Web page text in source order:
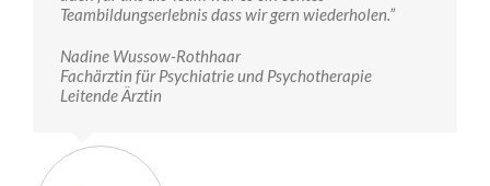
Teambildungserlebnis dass wir gern wiederholen.”
Nadine Wussow-Rothhaar
Fachärztin für Psychiatrie und Psychotherapie
Leitende Ärztin